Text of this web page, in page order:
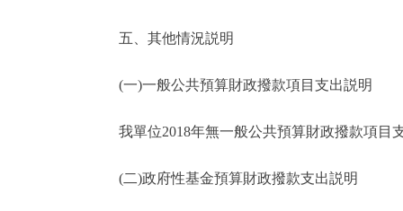
五、其他情況説明
(一)一般公共預算財政撥款項目支出説明
我單位2018年無一般公共預算財政撥款項目
(二)政府性基金預算財政撥款支出説明